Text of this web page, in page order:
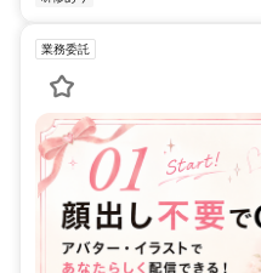
業務委託